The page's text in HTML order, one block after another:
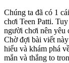
Chúng ta đã có 1
chơi Teen Patti.
người chơi nên yêu
Chờ đợi bài viết
hiểu và khám phá
mắn và thắng to